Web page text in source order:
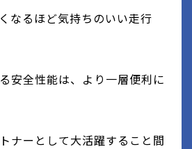
なるほど気持ちのいい走行
安全性能は、より一層便利に
ナーとして大活躍すること間